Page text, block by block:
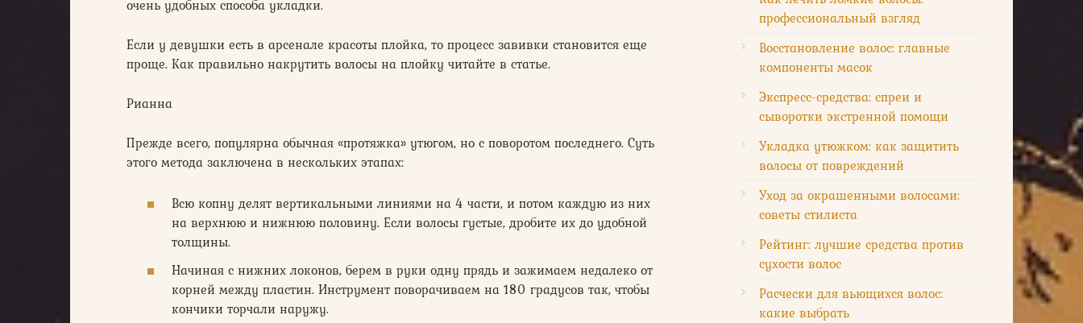
очень удобных способа укладки.
Если у девушки есть в арсенале красоты плойка, то процесс завивки становится еще
проще. Как правильно накрутить волосы на плойку читайте в статье.
Рианна
Прежде всего, популярна обычная «протяжка» утюгом, но с поворотом последнего. Суть
этого метода заключена в нескольких этапах:
Всю копну делят вертикальными линиями на 4 части, и потом каждую из них
на верхнюю и нижнюю половину. Если волосы густые, дробите их до удобной
толщины.
Начиная с нижних локонов, берем в руки одну прядь и зажимаем недалеко от
корней между пластин. Инструмент поворачиваем на 180 градусов так, чтобы
кончики торчали наружу.
профессиональный взгляд
Восстановление волос: главные
компоненты масок
Экспресс-средства: спреи и
сыворотки экстренной помощи
Укладка утюжком: как защитить
волосы от повреждений
Уход за окрашенными волосами:
советы стилиста
Рейтинг: лучшие средства против
сухости волос
Расчески для вьющихся волос:
какие выбрать